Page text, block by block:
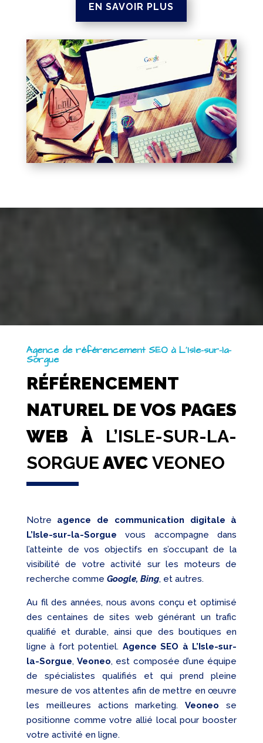
EN SAVOIR PLUS
Agence de référencement SEO à L’Isle-sur-la-
Sorgue
RÉFÉRENCEMENT
NATUREL DE VOS PAGES
WEB À L’ISLE-SUR-LA-
SORGUE AVEC VEONEO
Notre agence de communication digitale à
L’Isle-sur-la-Sorgue vous accompagne dans
l’atteinte de vos objectifs en s’occupant de la
visibilité de votre activité sur les moteurs de
recherche comme Google, Bing, et autres.
Au fil des années, nous avons conçu et optimisé
des centaines de sites web générant un trafic
qualifié et durable, ainsi que des boutiques en
ligne à fort potentiel. Agence SEO à L’Isle-sur-
la-Sorgue,Veoneo, est composée d’une équipe
de spécialistes qualifiés et qui prend pleine
mesure de vos attentes afin de mettre en œuvre
les meilleures actions marketing.Veoneo se
positionne comme votre allié local pour booster
votre activité en ligne.